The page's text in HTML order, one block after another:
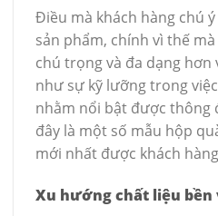
Điều mà khách hàng chú
sản phẩm, chính vì thế
chú trọng và đa dạng hơn
như sự kỹ lưỡng trong
nhằm nổi bật được thông
đây là một số mẫu hộp
mới nhất được khách
Xu hướng chất liệu bền